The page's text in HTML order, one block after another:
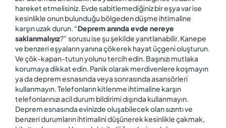
hareket etmelisiniz. Evde sabitlemediğiniz bir eşya var ise
kesinlikle onun bulunduğu bölgeden düşme ihtimaline
karşın uzak durun. “Deprem anında evde nereye
saklanmalıyız?” sorusu ise şu şekilde yanıtlanabilir. Kanepe
ve benzeri eşyaların yanına çökerek hayat üçgeni oluşturun.
Ve çök-kapan-tutun yolunu tercih edin. Başınızı mutlaka
korumaya dikkat edin. Panik olarak merdivenlere koşmayın
ya da deprem esnasında veya sonrasında asansörleri
kullanmayın. Telefonların kitlenme ihtimaline karşın
telefonlarınızı acil durum bildirimi dışında kullanmayın.
Deprem esnasında evinizde oluşabilecek olan sızıntı ve
benzeri durumların ihtimalini düşünerek kesinlikle çakmak,